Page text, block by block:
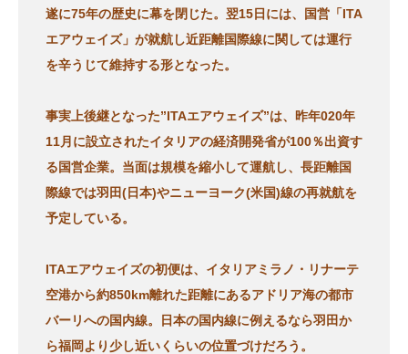
遂に75年の歴史に幕を閉じた。翌15日には、国営「ITA
エアウェイズ」が就航し近距離国際線に関しては運行
を辛うじて維持する形となった。
事実上後継となった”ITAエアウェイズ”は、昨年020年
11月に設立されたイタリアの経済開発省が100％出資す
る国営企業。当面は規模を縮小して運航し、長距離国
際線では羽田(日本)やニューヨーク(米国)線の再就航を
予定している。
ITAエアウェイズの初便は、イタリアミラノ・リナーテ
空港から約850km離れた距離にあるアドリア海の都市
バーリへの国内線。日本の国内線に例えるなら羽田か
ら福岡より少し近いくらいの位置づけだろう。